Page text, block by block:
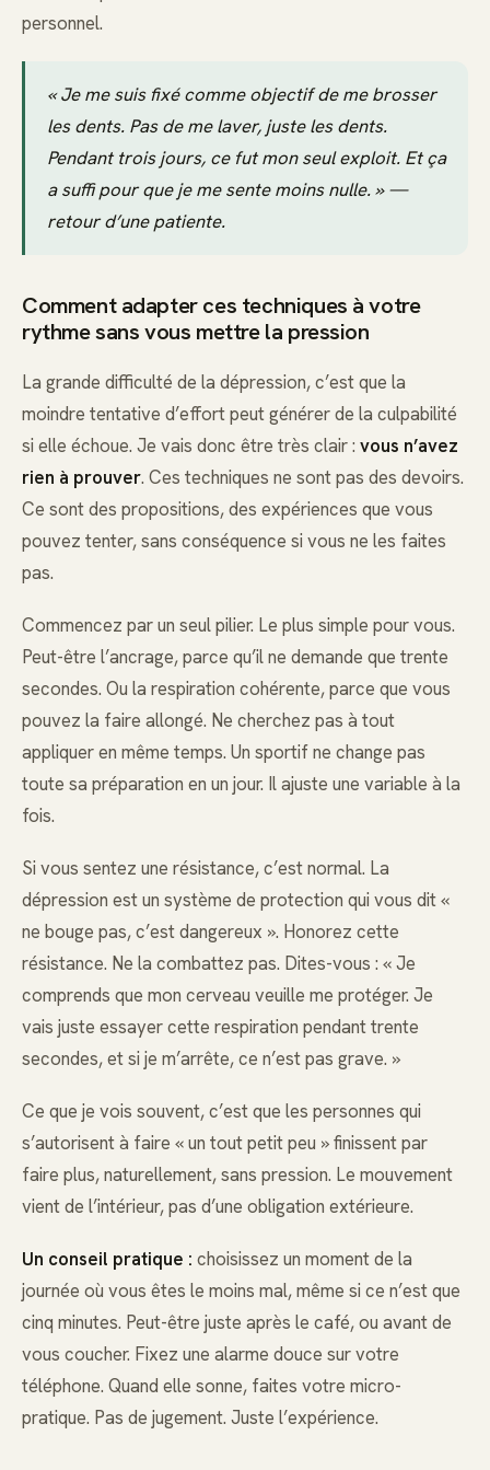
personnel.
« Je me suis fixé comme objectif de me brosser
les dents. Pas de me laver, juste les dents.
Pendant trois jours, ce fut mon seul exploit. Et ça
a suffi pour que je me sente moins nulle. » —
retour d’une patiente.
Comment adapter ces techniques à votre
rythme sans vous mettre la pression
La grande difficulté de la dépression, c’est que la
moindre tentative d’effort peut générer de la culpabilité
si elle échoue. Je vais donc être très clair : vous n’avez
rien à prouver. Ces techniques ne sont pas des devoirs.
Ce sont des propositions, des expériences que vous
pouvez tenter, sans conséquence si vous ne les faites
pas.
Commencez par un seul pilier. Le plus simple pour vous.
Peut-être l’ancrage, parce qu’il ne demande que trente
secondes. Ou la respiration cohérente, parce que vous
pouvez la faire allongé. Ne cherchez pas à tout
appliquer en même temps. Un sportif ne change pas
toute sa préparation en un jour. Il ajuste une variable à la
fois.
Si vous sentez une résistance, c’est normal. La
dépression est un système de protection qui vous dit «
ne bouge pas, c’est dangereux ». Honorez cette
résistance. Ne la combattez pas. Dites-vous : « Je
comprends que mon cerveau veuille me protéger. Je
vais juste essayer cette respiration pendant trente
secondes, et si je m’arrête, ce n’est pas grave. »
Ce que je vois souvent, c’est que les personnes qui
s’autorisent à faire « un tout petit peu » finissent par
faire plus, naturellement, sans pression. Le mouvement
vient de l’intérieur, pas d’une obligation extérieure.
Un conseil pratique : choisissez un moment de la
journée où vous êtes le moins mal, même si ce n’est que
cinq minutes. Peut-être juste après le café, ou avant de
vous coucher. Fixez une alarme douce sur votre
téléphone. Quand elle sonne, faites votre micro-
pratique. Pas de jugement. Juste l’expérience.